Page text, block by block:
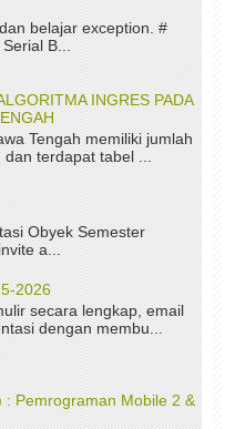
belajar exception. #
B...
INGRES PADA
Tengah memiliki jumlah
terdapat tabel ...
Obyek Semester
a...
2026
secara lengkap, email
dengan membu...
: Pemrograman Mobile 2 &